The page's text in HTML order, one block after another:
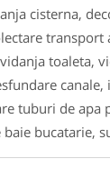
cisterna,
transport
toaleta,
tuburi de apa
bucatarie,